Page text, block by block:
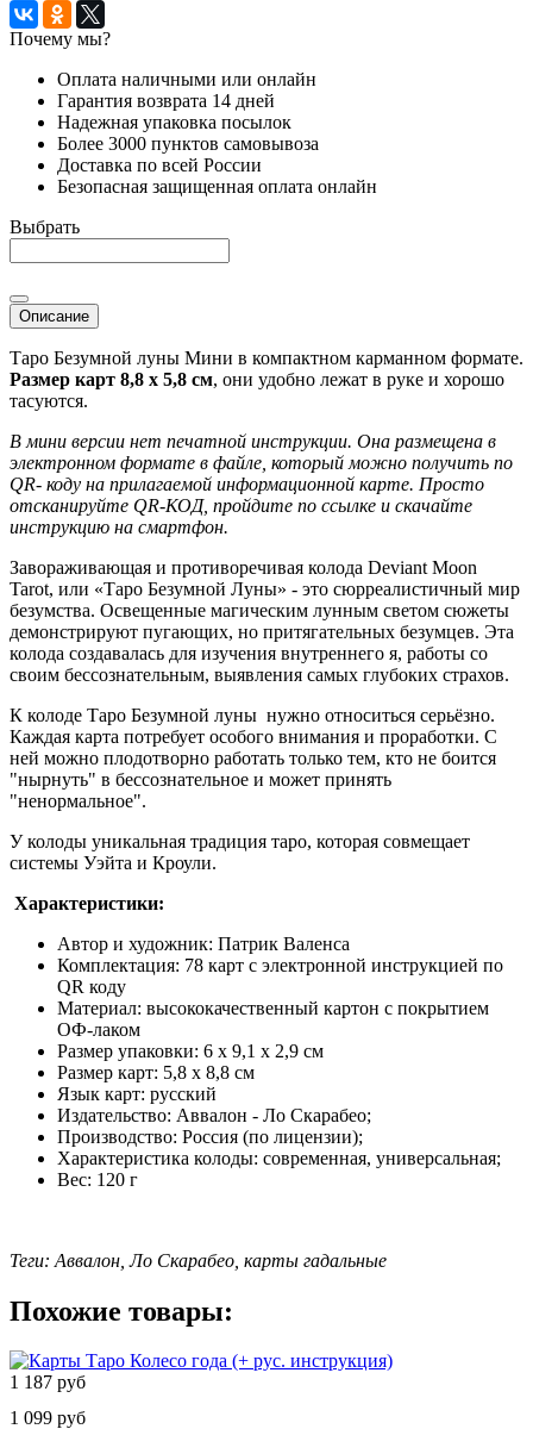
Почему мы?
Оплата наличными или онлайн
Гарантия возврата 14 дней
Надежная упаковка посылок
Более 3000 пунктов самовывоза
Доставка по всей России
Безопасная защищенная оплата онлайн
Выбрать
Описание
Таро Безумной луны Мини в компактном карманном формате.
Размер карт 8,8 х 5,8 см, они удобно лежат в руке и хорошо
тасуются.
В мини версии нет печатной инструкции. Она размещена в
электронном формате в файле, который можно получить по
QR- коду на прилагаемой информационной карте. Просто
отсканируйте QR-КОД, пройдите по ссылке и скачайте
инструкцию на смартфон.
Завораживающая и противоречивая колода Deviant Moon
Tarot, или «Таро Безумной Луны» - это сюрреалистичный мир
безумства. Освещенные магическим лунным светом сюжеты
демонстрируют пугающих, но притягательных безумцев. Эта
колода создавалась для изучения внутреннего я, работы со
своим бессознательным, выявления самых глубоких страхов.
К колоде Таро Безумной луны нужно относиться серьёзно.
Каждая карта потребует особого внимания и проработки. С
ней можно плодотворно работать только тем, кто не боится
"нырнуть" в бессознательное и может принять
"ненормальное".
У колоды уникальная традиция таро, которая совмещает
системы Уэйта и Кроули.
Характеристики:
Автор и художник: Патрик Валенса
Комплектация: 78 карт с электронной инструкцией по
QR коду
Материал: высококачественный картон с покрытием
ОФ-лаком
Размер упаковки: 6 х 9,1 х 2,9 см
Размер карт: 5,8 х 8,8 см
Язык карт: русский
Издательство: Аввалон - Ло Скарабео;
Производство: Россия (по лицензии);
Характеристика колоды: современная, универсальная;
Вес: 120 г
Теги: Аввалон, Ло Скарабео, карты гадальные
Похожие товары:
1 187 руб
1 099 руб